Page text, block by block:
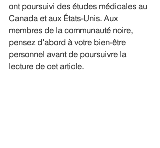
ont poursuivi des études médicales au
Canada et aux États-Unis. Aux
membres de la communauté noire,
pensez d’abord à votre bien-être
personnel avant de poursuivre la
lecture de cet article.